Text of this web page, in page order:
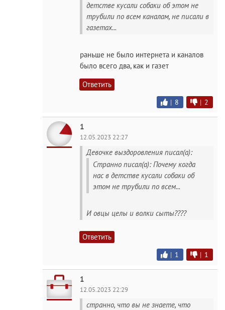
детстве кусали собаки об этом не
трубили по всем каналам, не писали в
газетах...
раньше не было интернета и каналов
было всего два, как и газет
Ответить
| 8 | 2
1
12.05.2023 22:27
Девочке выздоровления писал(а):
Странно писал(а): Почему когда
нас в детстве кусали собаки об
этом не трубили по всем...
И овцы целы и волки сыты????
Ответить
| 1 | 1
1
12.05.2023 22:29
странно, что вы не знаете, что